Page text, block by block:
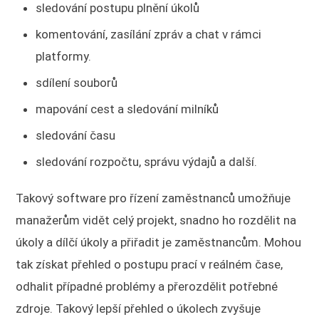
sledování postupu plnění úkolů
komentování, zasílání zpráv a chat v rámci
platformy.
sdílení souborů
mapování cest a sledování milníků
sledování času
sledování rozpočtu, správu výdajů a další.
Takový software pro řízení zaměstnanců umožňuje
manažerům vidět celý projekt, snadno ho rozdělit na
úkoly a dílčí úkoly a přiřadit je zaměstnancům. Mohou
tak získat přehled o postupu prací v reálném čase,
odhalit případné problémy a přerozdělit potřebné
zdroje. Takový lepší přehled o úkolech zvyšuje